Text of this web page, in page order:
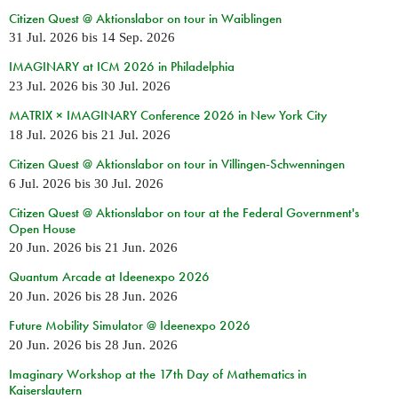
Citizen Quest @ Aktionslabor on tour in Waiblingen
31 Jul. 2026 bis 14 Sep. 2026
IMAGINARY at ICM 2026 in Philadelphia
23 Jul. 2026 bis 30 Jul. 2026
MATRIX × IMAGINARY Conference 2026 in New York City
18 Jul. 2026 bis 21 Jul. 2026
Citizen Quest @ Aktionslabor on tour in Villingen-Schwenningen
6 Jul. 2026 bis 30 Jul. 2026
Citizen Quest @ Aktionslabor on tour at the Federal Government's
Open House
20 Jun. 2026 bis 21 Jun. 2026
Quantum Arcade at Ideenexpo 2026
20 Jun. 2026 bis 28 Jun. 2026
Future Mobility Simulator @ Ideenexpo 2026
20 Jun. 2026 bis 28 Jun. 2026
Imaginary Workshop at the 17th Day of Mathematics in
Kaiserslautern